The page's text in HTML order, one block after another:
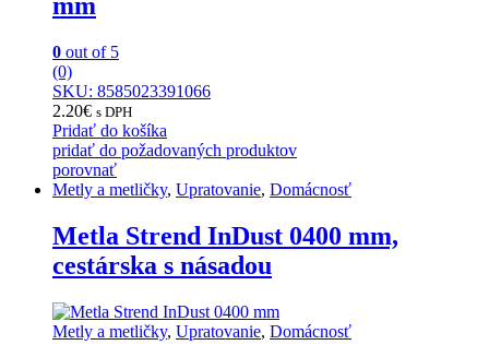
mm
0 out of 5
(0)
SKU: 8585023391066
2.20€ s DPH
Pridať do košíka
pridať do požadovaných produktov
porovnať
Metly a metličky, Upratovanie, Domácnosť
Metla Strend InDust 0400 mm,
cestárska s násadou
Metly a metličky, Upratovanie, Domácnosť